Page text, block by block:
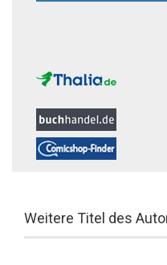
Weitere Titel des